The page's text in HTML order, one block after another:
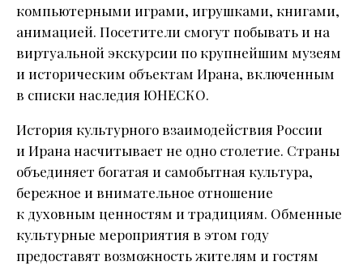
компьютерными играми, игрушками, книгами,
анимацией. Посетители смогут побывать и на
виртуальной экскурсии по крупнейшим музеям
и историческим объектам Ирана, включенным
в списки наследия ЮНЕСКО.
История культурного взаимодействия России
и Ирана насчитывает не одно столетие. Страны
объединяет богатая и самобытная культура,
бережное и внимательное отношение
к духовным ценностям и традициям. Обменные
культурные мероприятия в этом году
предоставят возможность жителям и гостям